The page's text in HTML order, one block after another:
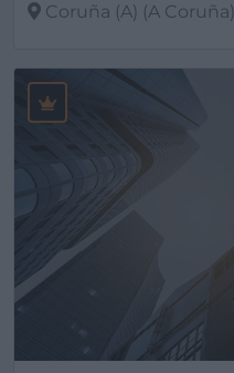
Coruña (A) (A Coruña)